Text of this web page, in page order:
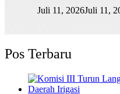
Juli 11, 2026Juli 11,
Pos Terbaru